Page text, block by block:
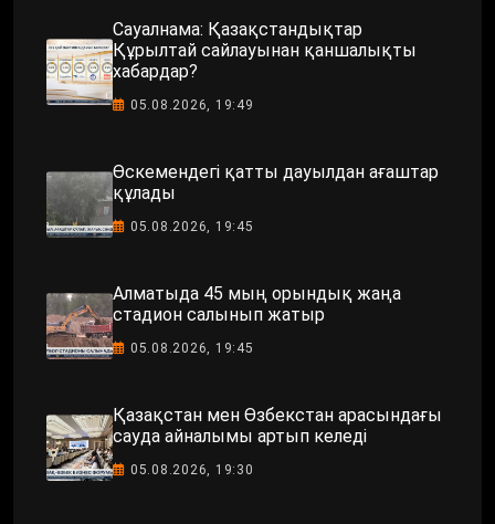
Сауалнама: Қазақстандықтар
Құрылтай сайлауынан қаншалықты
хабардар?
05.08.2026, 19:49
Өскемендегі қатты дауылдан ағаштар
құлады
05.08.2026, 19:45
Алматыда 45 мың орындық жаңа
стадион салынып жатыр
05.08.2026, 19:45
Қазақстан мен Өзбекстан арасындағы
сауда айналымы артып келеді
05.08.2026, 19:30